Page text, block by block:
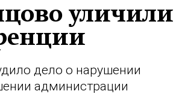
уличили
дело о нарушении
администрации